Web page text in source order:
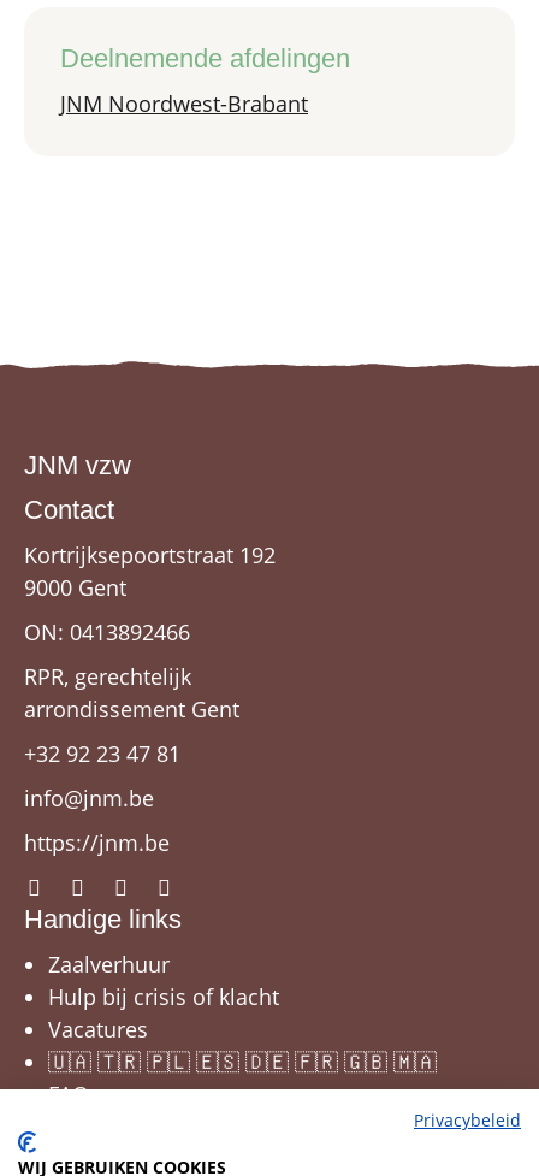
Deelnemende afdelingen
JNM Noordwest-Brabant
JNM vzw
Contact
Kortrijksepoortstraat 192
9000 Gent
ON: 0413892466
RPR, gerechtelijk
arrondissement Gent
+32 92 23 47 81
info@jnm.be
https://jnm.be
Handige links
Zaalverhuur
Hulp bij crisis of klacht
Vacatures
🇺🇦 🇹🇷 🇵🇱 🇪🇸 🇩🇪 🇫🇷 🇬🇧 🇲🇦
FAQ
Privacybeleid
WIJ GEBRUIKEN COOKIES